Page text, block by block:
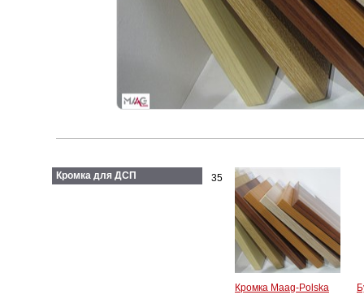
Кромка для ДСП 35
Кромка Maag-Polska